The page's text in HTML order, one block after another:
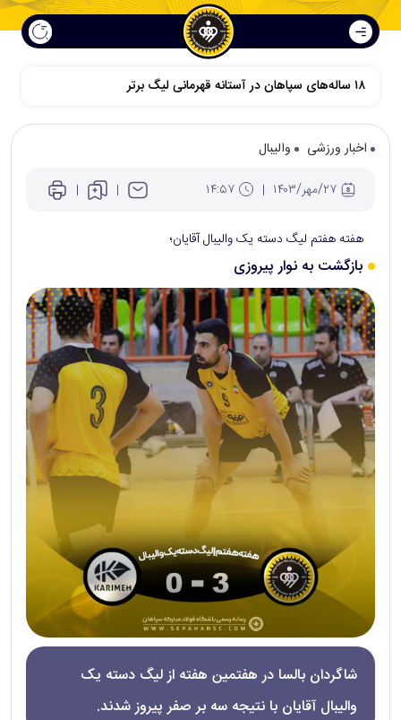
اخبار ورزشی
والیبال
هفته هفتم لیگ دسته یک والیبال آقایان؛
بازگشت به نوار پیروزی
شاگردان بالسا در هفتمین هفته از لیگ دسته یک
والیبال آقایان با نتیجه سه بر صفر پیروز شدند.